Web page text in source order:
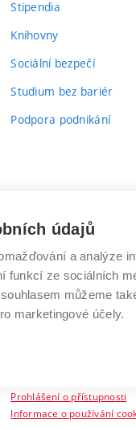
Stipendia
Knihovny(externí
Sociální bezpečí
Studium bez bariér
Podpora podnikání
VYSOKÉ UČENÍ
Antonínská 548/1
602 00 Brno
Prohlášení o přístupnosti
Informace o používání
údajů
a analýze
funkcí ze sociálních
můžeme
marketingové účely.